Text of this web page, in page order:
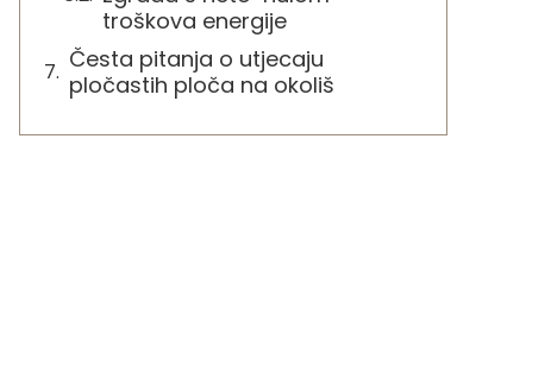
troškova energije
Česta pitanja o utjecaju
pločastih ploča na okoliš